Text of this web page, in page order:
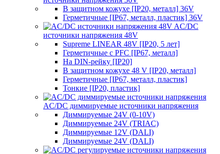
В защитном кожухе [IP20, металл] 36V
Герметичные [IP67, металл, пластик] 36V
AC/DC
источники напряжения 48V
Supreme LINEAR 48V [IP20, 5 лет]
Герметичные с PFC [IP67, металл]
На DIN-рейку [IP20]
В защитном кожухе 48 V [IP20, металл]
Герметичные [IP67, металл, пластик]
Тонкие [IP20, пластик]
AC/DC диммируемые источники напряжения
Диммируемые 24V (0-10V)
Диммируемые 24V (TRIAC)
Диммируемые 12V (DALI)
Диммируемые 24V (DALI)